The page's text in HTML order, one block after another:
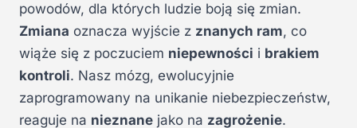
powodów, dla których ludzie boją się zmian.
Zmiana oznacza wyjście z znanych ram, co
wiąże się z poczuciem niepewności i brakiem
kontroli. Nasz mózg, ewolucyjnie
zaprogramowany na unikanie niebezpieczeństw,
reaguje na nieznane jako na zagrożenie.